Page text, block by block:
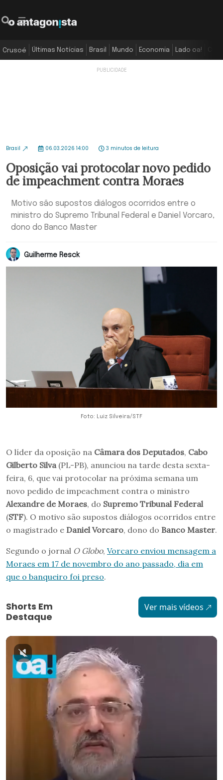
Crusoé Últimas Notícias Brasil Mundo Economia Lado oa!
Brasil 06.03.2026 14:00 3 minutos de leitura
Oposição vai protocolar novo pedido
de impeachment contra Moraes
Motivo são supostos diálogos ocorridos entre o
ministro do Supremo Tribunal Federal e Daniel Vorcaro,
dono do Banco Master
Guilherme Resck
Foto: Luiz Silveira/STF
O líder da oposição na Câmara dos Deputados, Cabo
Gilberto Silva (PL-PB), anunciou na tarde desta sexta-
feira, 6, que vai protocolar na próxima semana um
novo pedido de impeachment contra o ministro
Alexandre de Moraes, do Supremo Tribunal Federal
(STF). O motivo são supostos diálogos ocorridos entre
o magistrado e Daniel Vorcaro, dono do Banco Master.
Segundo o jornal O Globo, Vorcaro enviou mensagem a
Moraes em 17 de novembro do ano passado, dia em
que o banqueiro foi preso.
Shorts Em
Destaque
Ver mais vídeos